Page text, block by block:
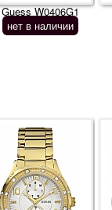
Guess W0406G1
нет в наличии